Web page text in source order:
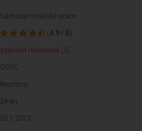
Sádrokartonářské práce
( 4.9 / 5)
zobrazit reference (3)
OSVČ
Neplátce
39 let
25.1.2013